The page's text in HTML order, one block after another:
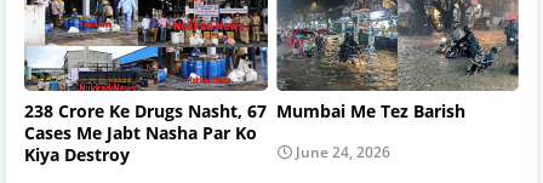
238 Crore Ke Drugs Nasht, 67
Cases Me Jabt Nasha Par Ko
Kiya Destroy
Mumbai Me Tez Barish
June 24, 2026